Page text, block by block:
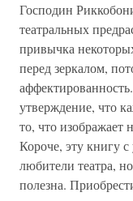
Господин
театральных
привычка
перед зеркалом,
утверждение, что
то, что изображает
Короче, эту книгу
любители театра,
полезна.